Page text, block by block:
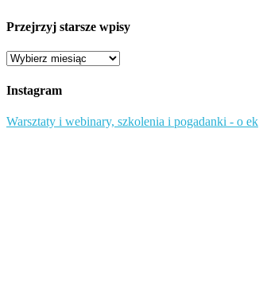
Przejrzyj starsze wpisy
Przejrzyj
wpisy
Instagram
Warsztaty i webinary, szkolenia i pogadanki - o ek